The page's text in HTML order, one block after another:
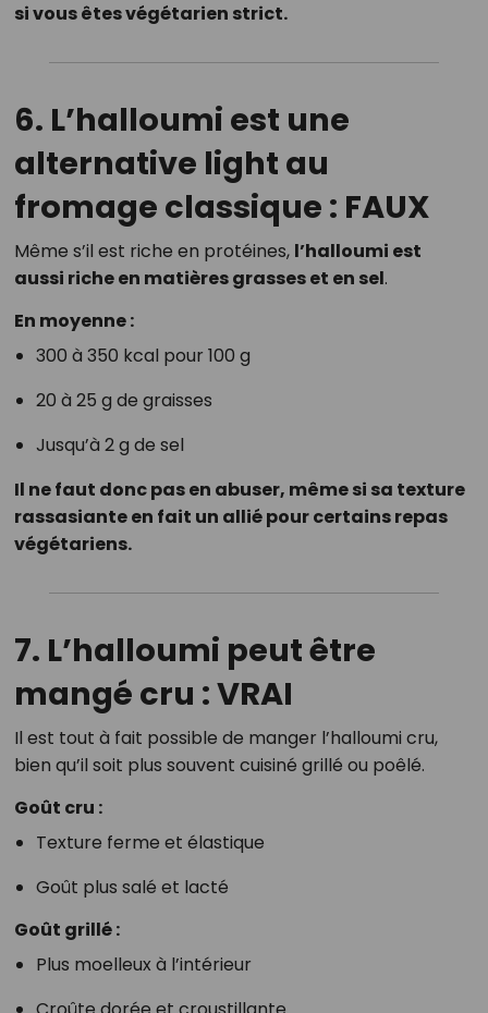
si vous êtes végétarien strict.
6. L’halloumi est une
alternative light au
fromage classique : FAUX
Même s’il est riche en protéines, l’halloumi est
aussi riche en matières grasses et en sel.
En moyenne :
300 à 350 kcal pour 100 g
20 à 25 g de graisses
Jusqu’à 2 g de sel
Il ne faut donc pas en abuser, même si sa texture
rassasiante en fait un allié pour certains repas
végétariens.
7. L’halloumi peut être
mangé cru : VRAI
Il est tout à fait possible de manger l’halloumi cru,
bien qu’il soit plus souvent cuisiné grillé ou poêlé.
Goût cru :
Texture ferme et élastique
Goût plus salé et lacté
Goût grillé :
Plus moelleux à l’intérieur